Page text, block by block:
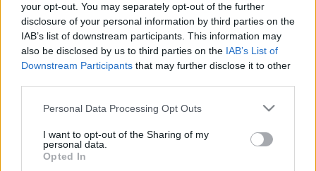
your opt-out. You may separately opt-out of the further
disclosure of your personal information by third parties on the
IAB’s list of downstream participants. This information may
also be disclosed by us to third parties on the IAB’s List of
Downstream Participants that may further disclose it to other
Please note that this website/app uses one or more Google
not limited to your visit or usage behaviour. You may click to
grant or deny consent to Google and its third-party tags to
use your data for below specified purposes in below Google
Personal Data Processing Opt Outs
I want to opt-out of the Sharing of my
personal data.
Opted In
megfelelő régiókban, arra az esetre, ha ezek az
ostoba és lázító kijelentések többet jelentenek
puszta szavaknál.” A volt orosz elnök kijelentéseit
rendkívül provokatívnak nevezte. Trump szerint a
szavak fontosak, és gyakran nem várt
következményekhez vezetnek – írta a
444.